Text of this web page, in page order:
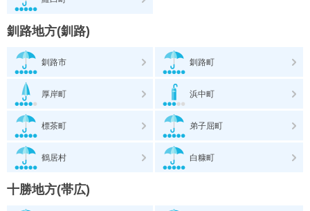
釧路地方(釧路)
釧路市 釧路町
厚岸町 浜中町
標茶町 弟子屈町
鶴居村 白糠町
十勝地方(帯広)